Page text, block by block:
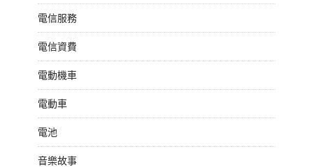
電信服務
電信資費
電動機車
電動車
電池
音樂故事